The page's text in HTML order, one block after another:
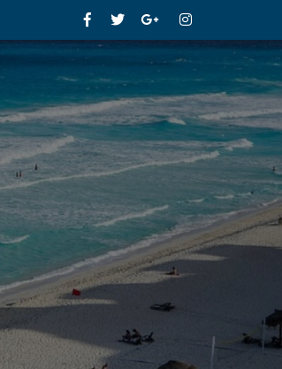
FacebookTwitterGoogle+Instagram